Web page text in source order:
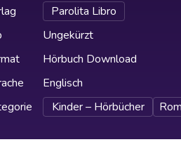
Parolita Libro
Ungekürzt
Hörbuch Download
Englisch
Kinder – Hörbücher